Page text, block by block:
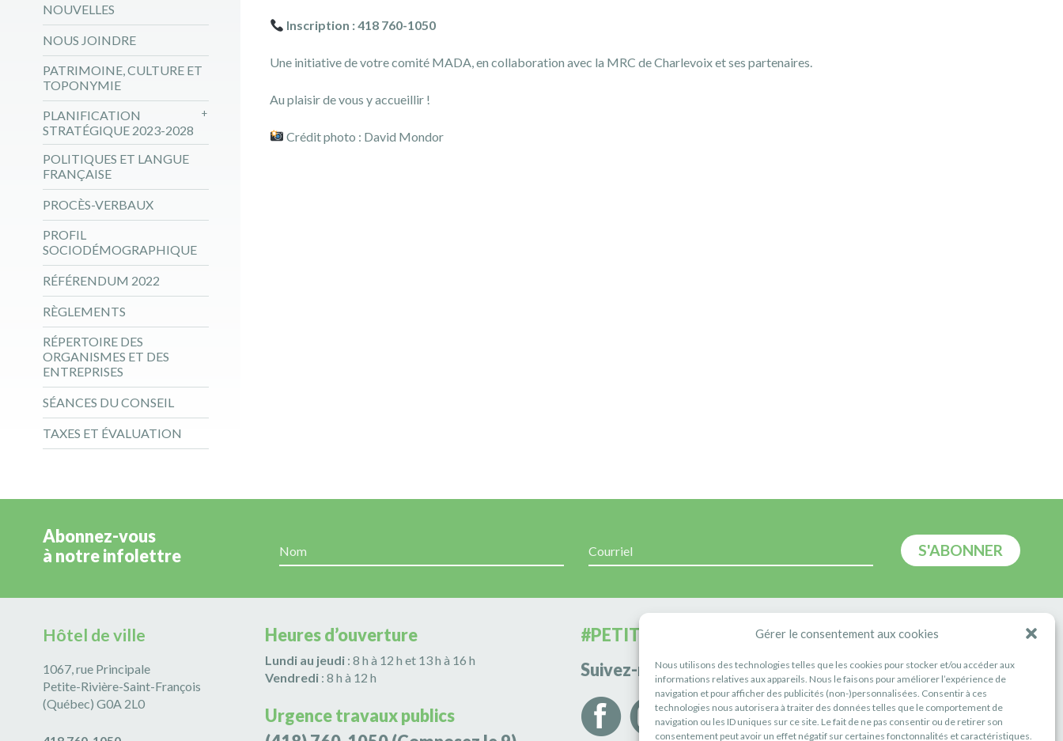
Gérer le consentement aux cookies
Nous utilisons des technologies telles que les cookies pour stocker et/ou accéder aux
informations relatives aux appareils. Nous le faisons pour améliorer l’expérience de
navigation et pour afficher des publicités (non-)personnalisées. Consentir à ces
technologies nous autorisera à traiter des données telles que le comportement de
navigation ou les ID uniques sur ce site. Le fait de ne pas consentir ou de retirer son
consentement peut avoir un effet négatif sur certaines fonctonnalités et caractéristiques.
NOUVELLES
NOUS JOINDRE
PATRIMOINE, CULTURE ET
TOPONYMIE
PLANIFICATION
STRATÉGIQUE 2023-2028
POLITIQUES ET LANGUE
FRANÇAISE
PROCÈS-VERBAUX
PROFIL
SOCIODÉMOGRAPHIQUE
RÉFÉRENDUM 2022
RÈGLEMENTS
RÉPERTOIRE DES
ORGANISMES ET DES
ENTREPRISES
SÉANCES DU CONSEIL
TAXES ET ÉVALUATION
Inscription : 418 760-1050
Une initiative de votre comité MADA, en collaboration avec la MRC de Charlevoix et ses partenaires.
Au plaisir de vous y accueillir !
Crédit photo : David Mondor
Abonnez-vous
à notre infolettre
Hôtel de ville
1067, rue Principale
Petite-Rivière-Saint-François
(Québec) G0A 2L0
Heures d’ouverture
Lundi au jeudi: 8 h à 12 h et 13 h à 16 h
Vendredi : 8 h à 12 h
Urgence travaux publics
#PETITERIVIÈRE
Suivez-nous